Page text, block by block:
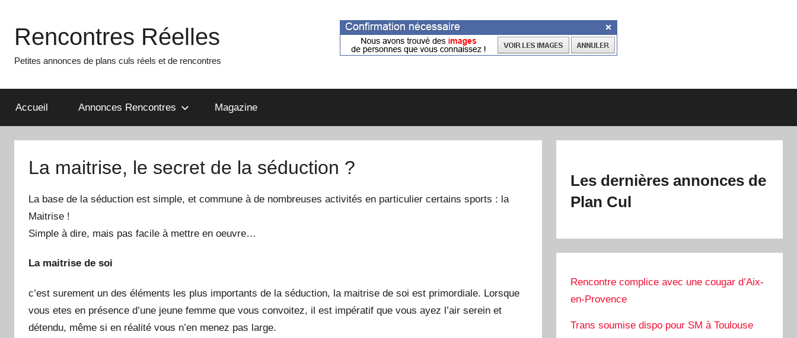
contenuRencontres Réelles
Petites annonces de plans culs réels et de rencontres
Accueil Annonces Rencontres Magazine
La maitrise, le secret de la séduction ?
La base de la séduction est simple, et commune à de nombreuses activités en particulier certains sports : la
Maitrise !
Simple à dire, mais pas facile à mettre en oeuvre…
La maitrise de soi
c’est surement un des éléments les plus importants de la séduction, la maitrise de soi est primordiale. Lorsque
vous etes en présence d’une jeune femme que vous convoitez, il est impératif que vous ayez l’air serein et
détendu, même si en réalité vous n’en menez pas large.
Les dernières annonces de
Plan Cul
Rencontre complice avec une cougar d’Aix-
en-Provence
Trans soumise dispo pour SM à Toulouse